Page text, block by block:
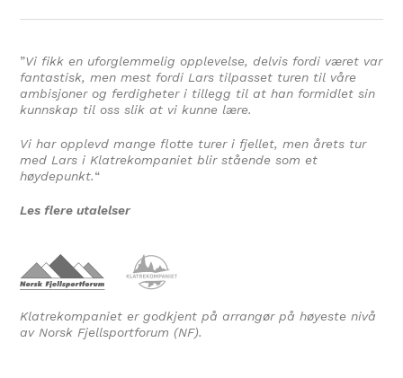
”Vi fikk en uforglemmelig opplevelse, delvis fordi været var
fantastisk, men mest fordi Lars tilpasset turen til våre
ambisjoner og ferdigheter i tillegg til at han formidlet sin
kunnskap til oss slik at vi kunne lære.
Vi har opplevd mange flotte turer i fjellet, men årets tur
med Lars i Klatrekompaniet blir stående som et
høydepunkt.“
Les flere utalelser
Klatrekompaniet er godkjent på arrangør på høyeste nivå
av Norsk Fjellsportforum (NF).